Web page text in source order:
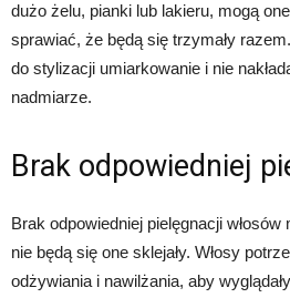
dużo żelu, pianki lub lakieru, mogą
sprawiać, że będą się trzymały
do stylizacji umiarkowanie i nie
nadmiarze.
Brak odpowiedniej
Brak odpowiedniej pielęgnacji
nie będą się one sklejały. Włosy
odżywiania i nawilżania, aby